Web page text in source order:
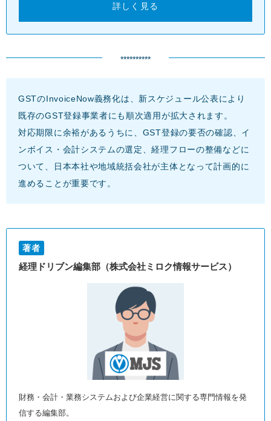
詳しく見る
**********
GSTのInvoiceNow義務化は、新スケジュール公表により
既存のGST登録事業者にも順次適用が拡大されます。
対応期限に余裕があるうちに、GST登録の要否の確認、イ
ンボイス・会計システムの選定、経理フローの整備などに
ついて、日本本社や地域統括会社が主体となって計画的に
進めることが重要です。
著者
経理ドリブン編集部（株式会社ミロク情報サービス）
財務・会計・業務システムおよび企業経営に関する専門情報を発
信する編集部。